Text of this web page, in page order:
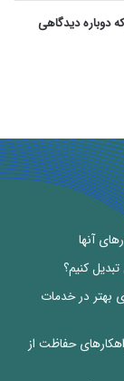
دوباره دیدگاهی
آنها
کنیم؟
در خدمات
حفاظت از